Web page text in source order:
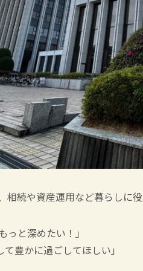
相続や資産運用など暮らしに
っと深めたい！」
豊かに過ごしてほしい」